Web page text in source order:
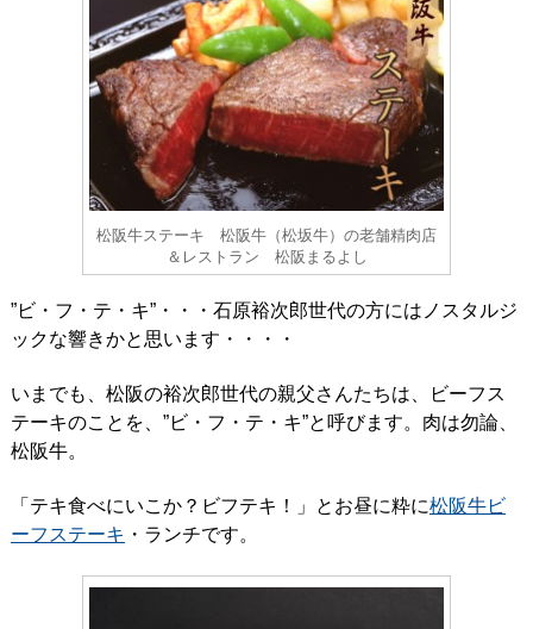
松阪牛ステーキ 松阪牛（松坂牛）の老舗精肉店
＆レストラン 松阪まるよし
”ビ・フ・テ・キ”・・・石原裕次郎世代の方にはノスタルジ
ックな響きかと思います・・・・
いまでも、松阪の裕次郎世代の親父さんたちは、ビーフス
テーキのことを、”ビ・フ・テ・キ”と呼びます。肉は勿論、
松阪牛。
「テキ食べにいこか？ビフテキ！」とお昼に粋に松阪牛ビ
ーフステーキ ・ランチです。